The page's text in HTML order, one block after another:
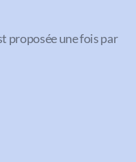
proposée une fois par